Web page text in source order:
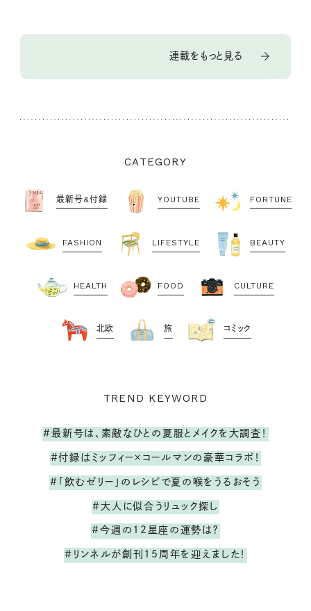
連載をもっと見る
CATEGORY
最新号&付録 YOUTUBE FORTUNE
FASHION LIFESTYLE BEAUTY
HEALTH FOOD CULTURE
北欧 旅 コミック
TREND KEYWORD
#最新号は、素敵なひとの夏服とメイクを大調査！
#付録はミッフィー×コールマンの豪華コラボ！
#「飲むゼリー」のレシピで夏の喉をうるおそう
#大人に似合うリュック探し
#今週の12星座の運勢は？
#リンネルが創刊15周年を迎えました！